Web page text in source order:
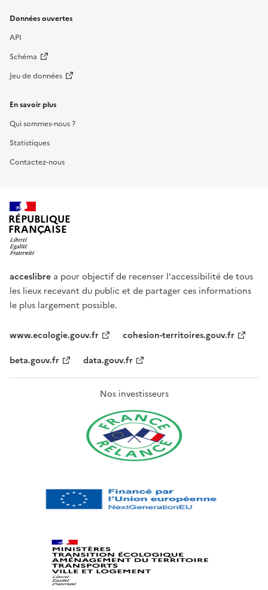
Données ouvertes
API
Schéma
Jeu de données
En savoir plus
Qui sommes-nous ?
Statistiques
Contactez-nous
RÉPUBLIQUE
FRANÇAISE
acceslibre a pour objectif de recenser l'accessibilité de tous
les lieux recevant du public et de partager ces informations
le plus largement possible.
www.ecologie.gouv.fr
cohesion-territoires.gouv.fr
beta.gouv.fr
data.gouv.fr
Nos investisseurs